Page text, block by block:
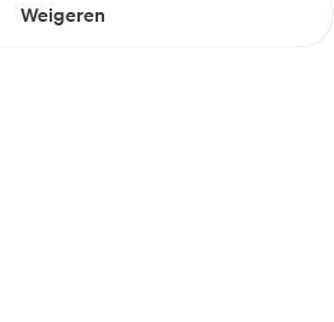
Weigeren